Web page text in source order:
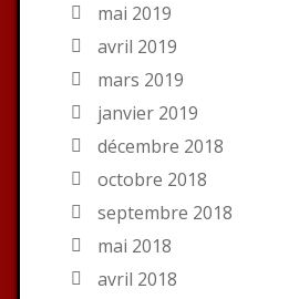
mai 2019
avril 2019
mars 2019
janvier 2019
décembre 2018
octobre 2018
septembre 2018
mai 2018
avril 2018